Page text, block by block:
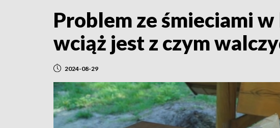
Problem ze śmieciami
wciąż jest z czym
2024-08-29